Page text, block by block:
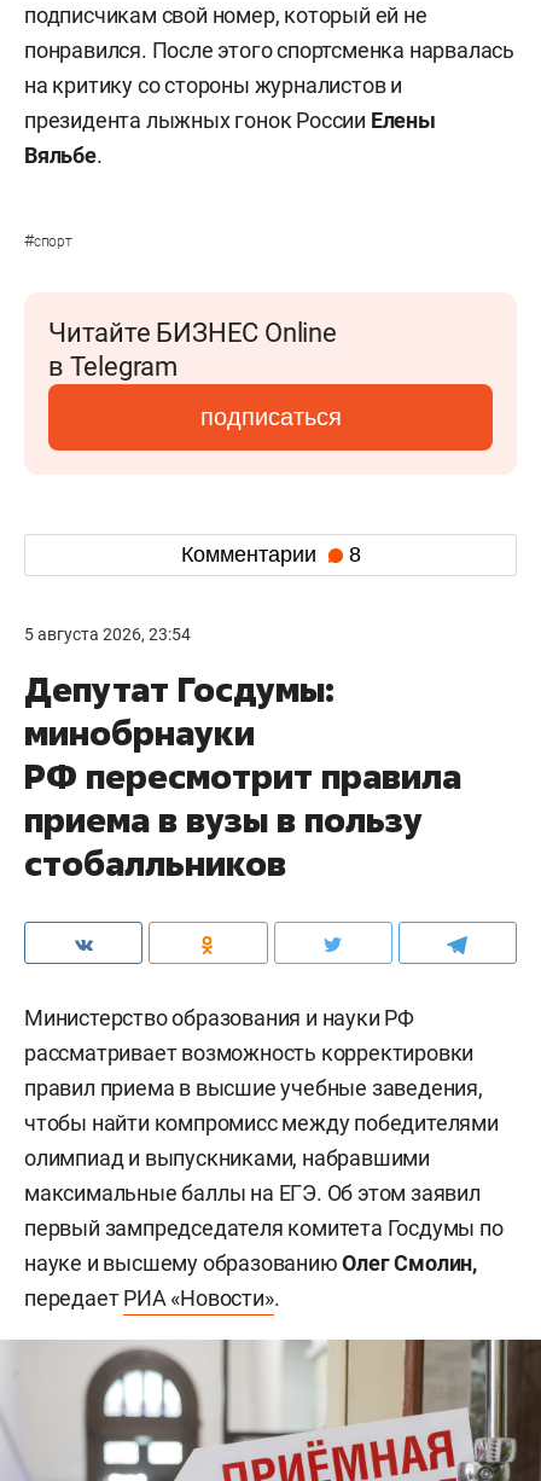
подписчикам свой номер, который ей не
понравился. После этого спортсменка нарвалась
на критику со стороны журналистов и
президента лыжных гонок России Елены
Вяльбе.
#спорт
Читайте БИЗНЕС Online
в Telegram
подписаться
Комментарии 8
5 августа 2026, 23:54
Депутат Госдумы:
минобрнауки
РФ пересмотрит правила
приема в вузы в пользу
стобалльников
Министерство образования и науки РФ
рассматривает возможность корректировки
правил приема в высшие учебные заведения,
чтобы найти компромисс между победителями
олимпиад и выпускниками, набравшими
максимальные баллы на ЕГЭ. Об этом заявил
первый зампредседателя комитета Госдумы по
науке и высшему образованиюОлег Смолин,
передаетРИА «Новости».